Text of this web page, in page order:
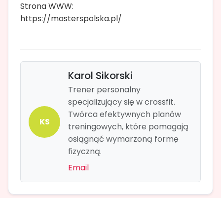
Strona WWW:
https://masterspolska.pl/
KS
Karol Sikorski
Trener personalny
specjalizujący się w crossfit.
Twórca efektywnych planów
treningowych, które pomagają
osiągnąć wymarzoną formę
fizyczną.
Email